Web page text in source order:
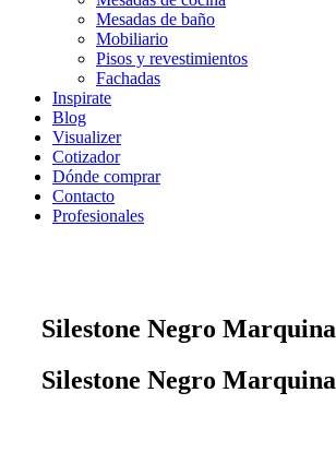
Mesadas de baño
Mobiliario
Pisos y revestimientos
Fachadas
Inspirate
Blog
Visualizer
Cotizador
Dónde comprar
Contacto
Profesionales
Silestone Negro Marquina
Silestone Negro Marquina